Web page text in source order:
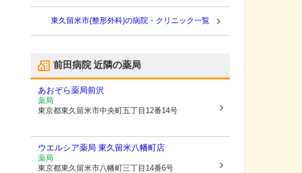
東久留米市(整形外科)の病院・クリニック一覧
前田病院近隣の薬局
あおぞら薬局前沢
薬局
東京都東久留米市中央町五丁目12番14号
ウエルシア薬局 東久留米八幡町店
薬局
東京都東久留米市八幡町三丁目14番6号